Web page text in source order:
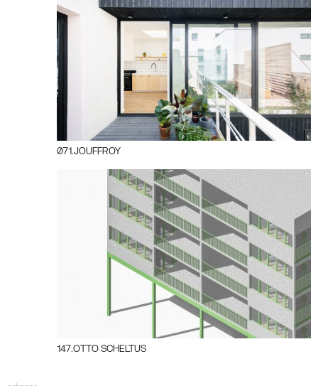
071.JOUFFROY
147.OTTO SCHELTUS